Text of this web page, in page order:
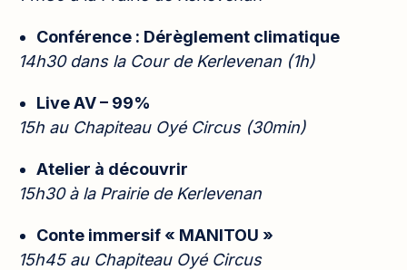
Conférence : Dérèglement climatique
14h30 dans la Cour de Kerlevenan (1h)
Live AV – 99%
15h au Chapiteau Oyé Circus (30min)
Atelier à découvrir
15h30 à la Prairie de Kerlevenan
Conte immersif « MANITOU »
15h45 au Chapiteau Oyé Circus